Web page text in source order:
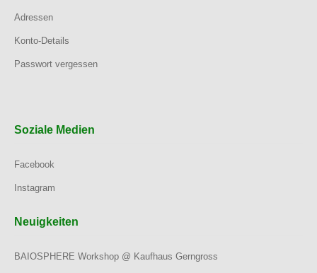
Adressen
Konto-Details
Passwort vergessen
Soziale Medien
Facebook
Instagram
Neuigkeiten
BAIOSPHERE Workshop @ Kaufhaus Gerngross